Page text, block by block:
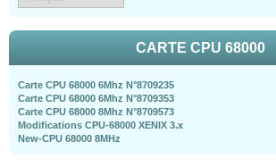
CARTE CPU 68000
Carte CPU 68000 6Mhz N°8709235
Carte CPU 68000 6Mhz N°8709353
Carte CPU 68000 8Mhz N°8709573
Modifications CPU-68000 XENIX 3.x
New-CPU 68000 8MHz